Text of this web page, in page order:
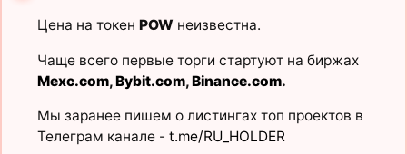
Цена на токен POW неизвестна.
Чаще всего первые торги стартуют на биржах
Mexc.com,Bybit.com,Binance.com.
Мы заранее пишем о листингах топ проектов в
Телеграм канале - t.me/RU_HOLDER